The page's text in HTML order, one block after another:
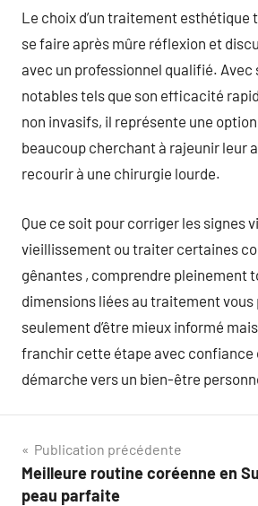
Le choix d’un traitement esthétique
se faire après mûre réflexion et
avec un professionnel qualifié. Avec
notables tels que son efficacité
non invasifs, il représente une
beaucoup cherchant à rajeunir leur
recourir à une chirurgie lourde.
Que ce soit pour corriger les signes
vieillissement ou traiter certaines
gênantes , comprendre pleinement
dimensions liées au traitement vous
seulement d’être mieux informé
franchir cette étape avec confiance
démarche vers un bien-être
Navigation
de
Publication précédente
Meilleure routine coréenne en
peau parfaite